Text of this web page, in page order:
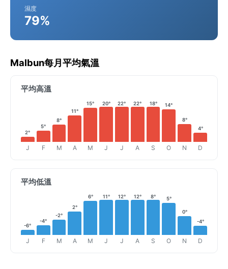
濕度
79%
Malbun每月平均氣溫
平均高溫
2°
J
5°
F
8°
M
11°
A
15°
M
20°
J
22°
J
22°
A
18°
S
14°
O
8°
N
4°
D
平均低溫
-6°
J
-4°
F
-2°
M
2°
A
6°
M
11°
J
12°
J
12°
A
8°
S
5°
O
0°
N
-4°
D